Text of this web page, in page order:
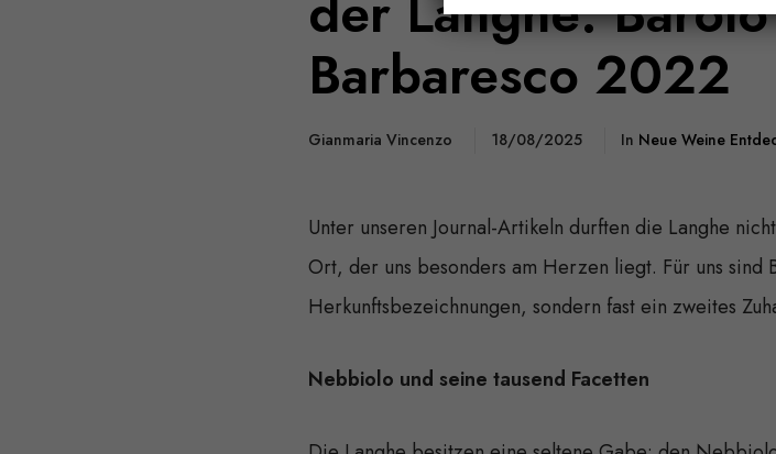
Barbaresco 2022
Gianmaria Vincenzo 18/08/2025 In Neue Weine
Unter unseren Journal-Artikeln durften die Langhe
Ort, der uns besonders am Herzen liegt. Für uns sind
Herkunftsbezeichnungen, sondern fast ein zweites
Nebbiolo und seine tausend Facetten